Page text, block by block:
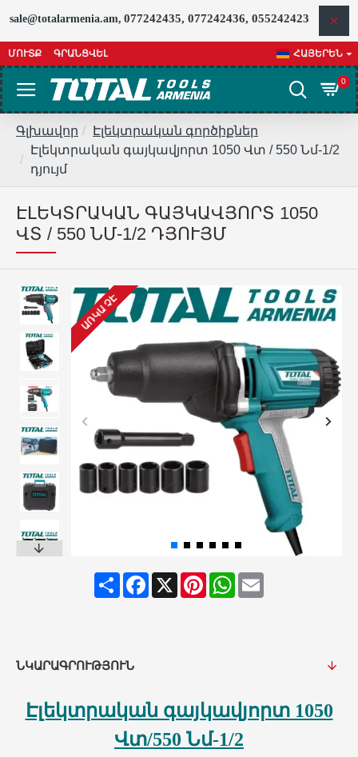
sale@totalarmenia.am, 077242435, 077242436, 055242423
ՄՈՒՏՔ ԳՐԱՆՑՎԵԼ ՀԱՅԵՐԵՆ
0
Գլխավոր
Էլեկտրական գործիքներ
Էլեկտրական գայկավյորտ 1050 Վտ / 550 Նմ-1/2
դյույմ
ԷԼԵԿՏՐԱԿԱՆ ԳԱՅԿԱՎՅՈՐՏ 1050
ՎՏ / 550 ՆՄ-1/2 ԴՅՈՒՅՄ
ԱՌԿԱ ՉԷ
ShareFacebook
X PinterestWhatsApp
Email
ՆԿԱՐԱԳՐՈՒԹՅՈՒՆ
Էլեկտրական գայկավյորտ 1050
Վտ/550 Նմ-1/2